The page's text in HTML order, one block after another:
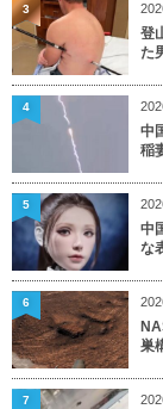
登
た
3
中
稲
4
中
な
5
巣
6
7